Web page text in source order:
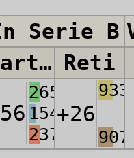
Serie B
Partite Reti
265
154
237
+26
933
907